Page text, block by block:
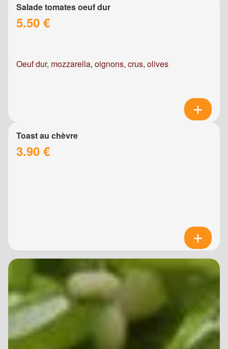
Salade tomates oeuf dur
5.50 €
Oeuf dur, mozzarella, oignons, crus, olives
Toast au chèvre
3.90 €